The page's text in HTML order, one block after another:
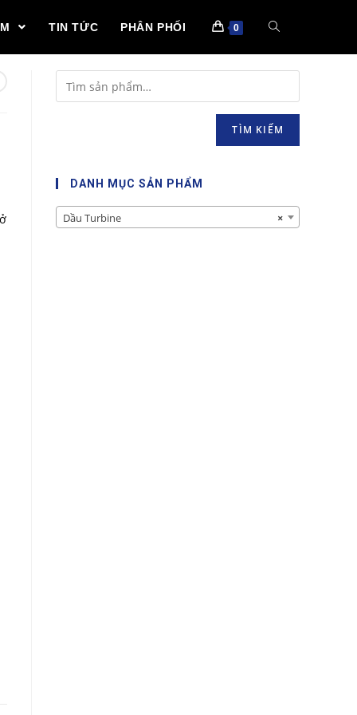
TIN TỨC PHÂN PHỐI 0
TÌM KIẾM
DANH MỤC SẢN PHẨM
×
Dầu Turbine